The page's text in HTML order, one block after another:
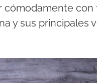
cómodamente con
y sus principales